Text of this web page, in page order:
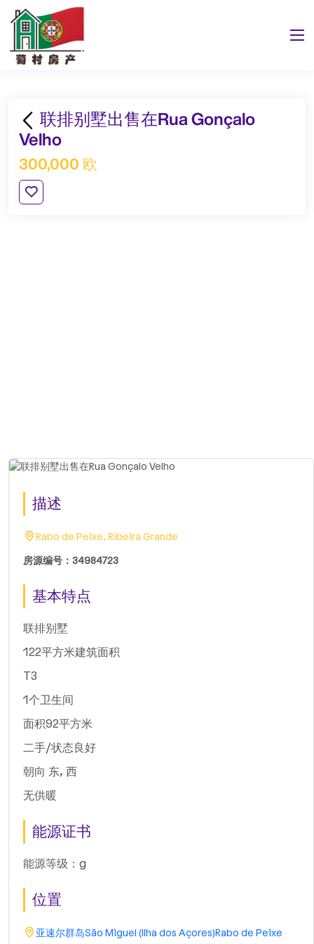
联排别墅出售在Rua Gonçalo
Velho
300,000 欧
描述
Rabo de Peixe, Ribeira Grande
房源编号：34984723
基本特点
联排别墅
122平方米建筑面积
T3
1个卫生间
面积92平方米
二手/状态良好
朝向 东, 西
无供暖
能源证书
能源等级：g
位置
亚速尔群岛São Miguel (Ilha dos Açores)Rabo de Peixe